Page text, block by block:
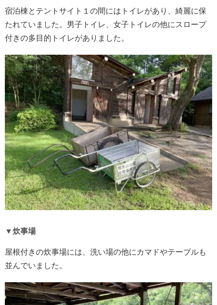
宿泊棟とテントサイト１の間にはトイレがあり、綺麗に保
たれていました。男子トイレ、女子トイレの他にスロープ
付きの多目的トイレがありました。
▼炊事場
屋根付きの炊事場には、洗い場の他にカマドやテーブルも
並んでいました。